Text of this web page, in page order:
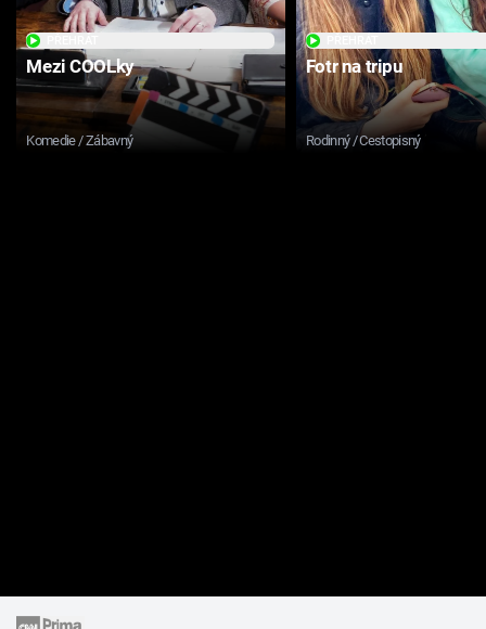
Mezi COOLky
Komedie / Zábavný
Fotr na tripu
Rodinný / Cestopisný